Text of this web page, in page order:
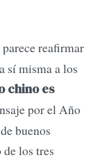
reafirmar
sí misma a los
chino es
por el Año
buenos
los tres